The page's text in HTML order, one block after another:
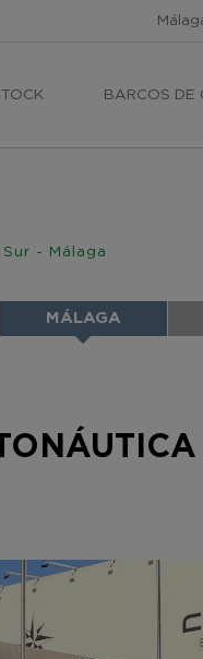
BARCOS DE
- Málaga
MÁLAGA